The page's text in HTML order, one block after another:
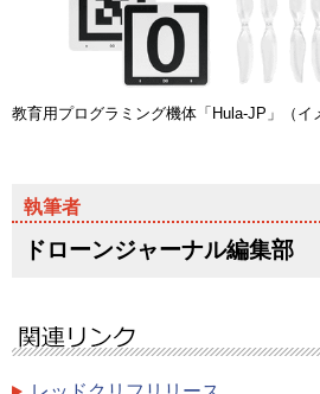
教育用プログラミング機体「Hula-JP」（イ
ドローンジャーナル編集部